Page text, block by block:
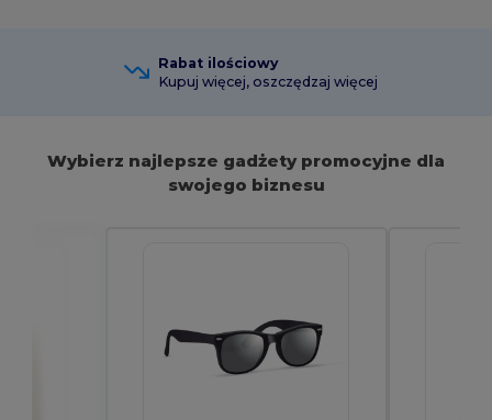
Rabat ilościowy
Kupuj więcej, oszczędzaj więcej
Wybierz najlepsze gadżety promocyjne dla
swojego biznesu